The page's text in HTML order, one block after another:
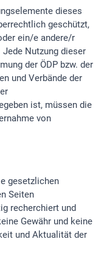
dieses
geschützt,
ein/e andere/r
Nutzung dieser
der ÖDP bzw. der
und Verbände der
ist, müssen die
von
gesetzlichen
Seiten
recherchiert und
Gewähr und keine
und Aktualität der